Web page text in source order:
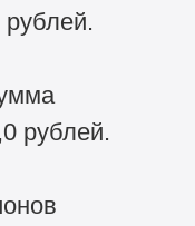
рублей.